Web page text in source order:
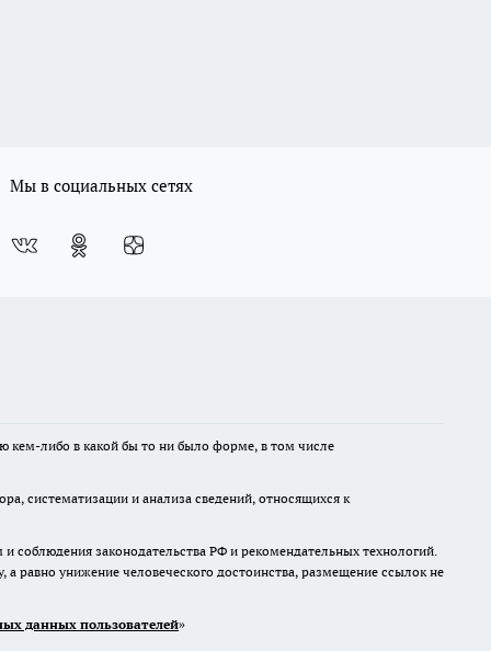
Мы в социальных сетях
кем-либо в какой бы то ни было форме, в том числе
систематизации и анализа сведений, относящихся к
соблюдения законодательства РФ и рекомендательных технологий.
равно унижение человеческого достоинства, размещение ссылок не
данных пользователей»